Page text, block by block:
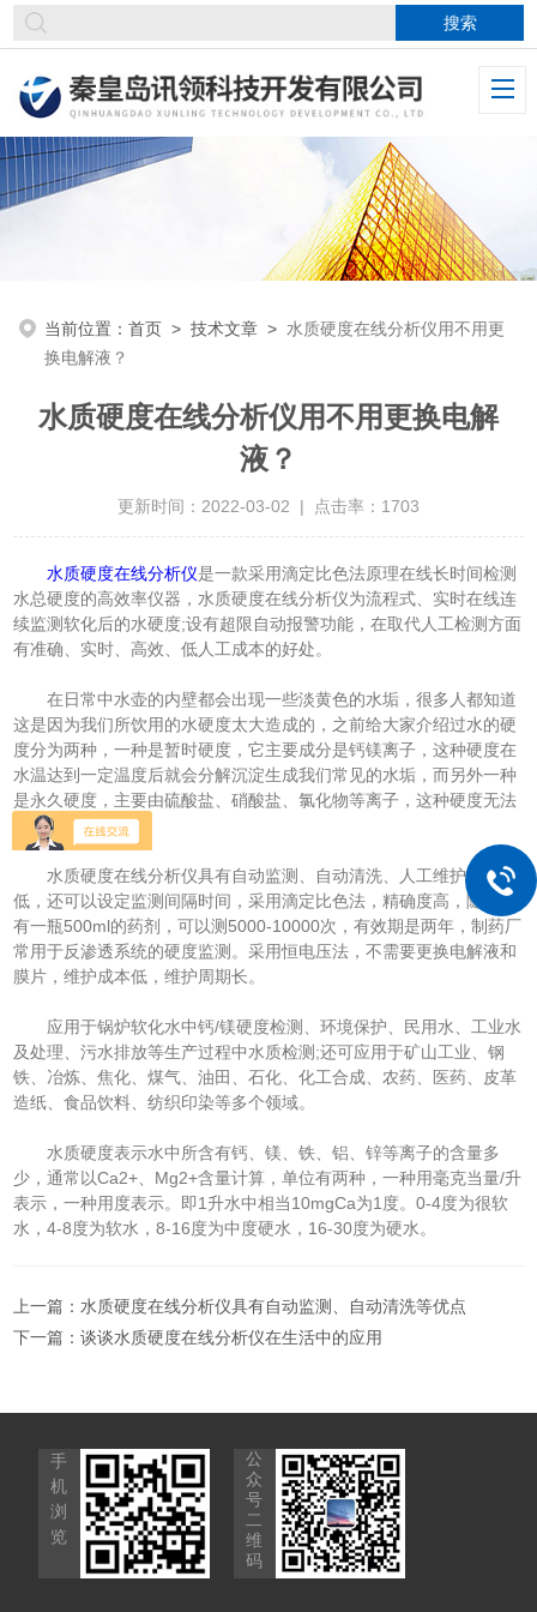
当前位置：首页 >技术文章 > 水质硬度在线分析仪用不用更
换电解液？
水质硬度在线分析仪用不用更换电解
液？
更新时间：2022-03-02 | 点击率：1703
水质硬度在线分析仪是一款采用滴定比色法原理在线长时间检测
水总硬度的高效率仪器，水质硬度在线分析仪为流程式、实时在线连
续监测软化后的水硬度;设有超限自动报警功能，在取代人工检测方面
有准确、实时、高效、低人工成本的好处。
在日常中水壶的内壁都会出现一些淡黄色的水垢，很多人都知道
这是因为我们所饮用的水硬度太大造成的，之前给大家介绍过水的硬
度分为两种，一种是暂时硬度，它主要成分是钙镁离子，这种硬度在
水温达到一定温度后就会分解沉淀生成我们常见的水垢，而另外一种
是永久硬度，主要由硫酸盐、硝酸盐、氯化物等离子，这种硬度无法
通过加热去除。
水质硬度在线分析仪具有自动监测、自动清洗、人工维护成本
低，还可以设定监测间隔时间，采用滴定比色法，精确度高，随机配
有一瓶500ml的药剂，可以测5000-10000次，有效期是两年，制药厂
常用于反渗透系统的硬度监测。采用恒电压法，不需要更换电解液和
膜片，维护成本低，维护周期长。
应用于锅炉软化水中钙/镁硬度检测、环境保护、民用水、工业水
及处理、污水排放等生产过程中水质检测;还可应用于矿山工业、钢
铁、冶炼、焦化、煤气、油田、石化、化工合成、农药、医药、皮革
造纸、食品饮料、纺织印染等多个领域。
水质硬度表示水中所含有钙、镁、铁、铝、锌等离子的含量多
少，通常以Ca2+、Mg2+含量计算，单位有两种，一种用毫克当量/升
表示，一种用度表示。即1升水中相当10mgCa为1度。0-4度为很软
水，4-8度为软水，8-16度为中度硬水，16-30度为硬水。
上一篇： 水质硬度在线分析仪具有自动监测、自动清洗等优点
下一篇：谈谈水质硬度在线分析仪在生活中的应用
手
机
浏
览
公
众
号
二
维
码